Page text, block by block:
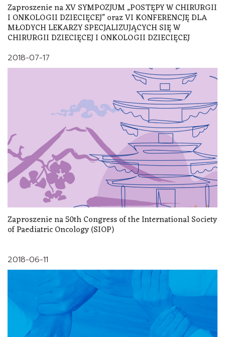
Zaproszenie na XV SYMPOZJUM „POSTĘPY W CHIRURGII
I ONKOLOGII DZIECIĘCEJ” oraz VI KONFERENCJĘ DLA
MŁODYCH LEKARZY SPECJALIZUJĄCYCH SIĘ W
CHIRURGII DZIECIĘCEJ I ONKOLOGII DZIECIĘCEJ
2018-07-17
Zaproszenie na 50th Congress of the International Society
of Paediatric Oncology (SIOP)
2018-06-11